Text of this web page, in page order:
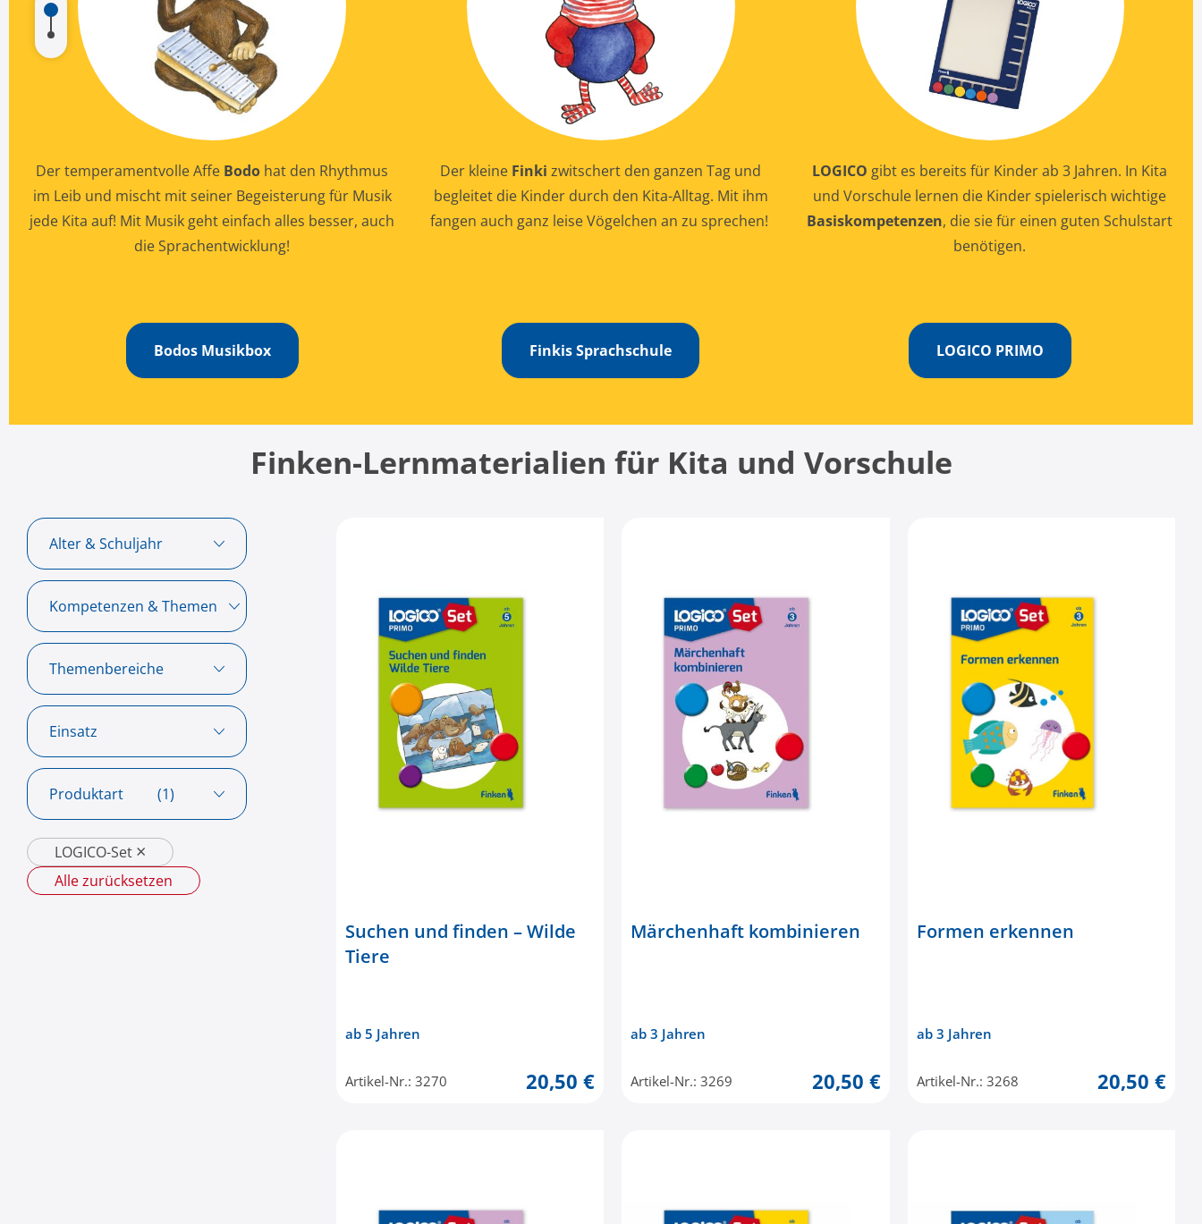
Der temperamentvolle Affe Bodo hat den Rhythmus
im Leib und mischt mit seiner Begeisterung für Musik
jede Kita auf! Mit Musik geht einfach alles besser, auch
die Sprachentwicklung!
Der kleine Finki zwitschert den ganzen Tag und
begleitet die Kinder durch den Kita-Alltag. Mit ihm
fangen auch ganz leise Vögelchen an zu sprechen!
LOGICO gibt es bereits für Kinder ab 3 Jahren. In Kita
und Vorschule lernen die Kinder spielerisch wichtige
Basiskompetenzen, die sie für einen guten Schulstart
benötigen.
Bodos Musikbox Finkis Sprachschule LOGICO PRIMO
Finken-Lernmaterialien für Kita und Vorschule
Alter & Schuljahr
Kompetenzen & Themen
Themenbereiche
Einsatz
Produktart (1)
LOGICO-Set ×
Alle zurücksetzen
Suchen und finden – Wilde
Tiere
ab 5 Jahren
Artikel-Nr.: 3270 20,50 €
Märchenhaft kombinieren
ab 3 Jahren
Artikel-Nr.: 3269 20,50 €
Formen erkennen
ab 3 Jahren
Artikel-Nr.: 3268 20,50 €